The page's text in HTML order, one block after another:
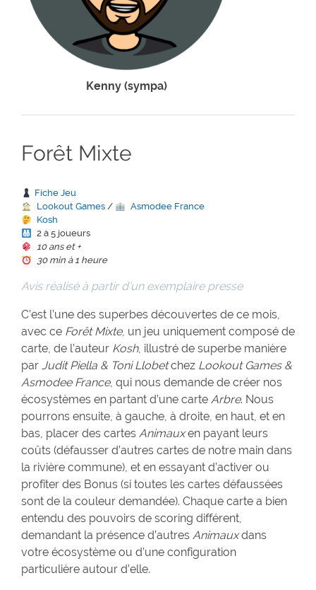
Kenny (sympa)
Forêt Mixte
Fiche Jeu
Lookout Games/
Asmodee France
Kosh
2 à 5 joueurs
10 ans et +
30 min à 1 heure
Avis réalisé à partir d’un exemplaire presse
C’est l’une des superbes découvertes de ce mois,
avec ce Forêt Mixte, un jeu uniquement composé de
carte, de l’auteur Kosh, illustré de superbe manière
par Judit Piella & Toni Llobetchez Lookout Games &
Asmodee France, qui nous demande de créer nos
écosystèmes en partant d’une carte Arbre. Nous
pourrons ensuite, à gauche, à droite, en haut, et en
bas, placer des cartes Animauxen payant leurs
coûts (défausser d’autres cartes de notre main dans
la rivière commune), et en essayant d’activer ou
profiter des Bonus (si toutes les cartes défaussées
sont de la couleur demandée). Chaque carte a bien
entendu des pouvoirs de scoring différent,
demandant la présence d’autres Animauxdans
votre écosystème ou d’une configuration
particulière autour d’elle.